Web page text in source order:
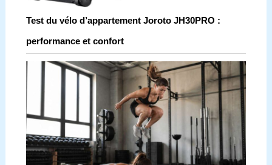
Test du vélo d’appartement Joroto JH30PRO :
performance et confort